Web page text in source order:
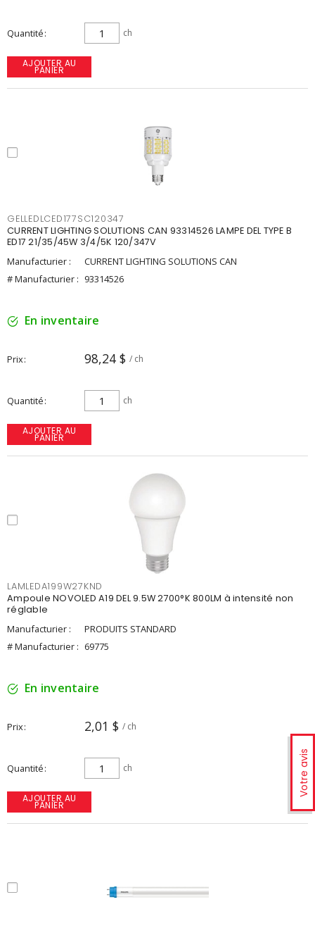
Votre avis
Quantité ch
AJOUTER AU
PANIER
GELLEDLCED177SC120347
CURRENT LIGHTING SOLUTIONS CAN 93314526 LAMPE DEL TYPE B
ED17 21/35/45W 3/4/5K 120/347V
Manufacturier :
CURRENT LIGHTING SOLUTIONS CAN
# Manufacturier : 93314526
En inventaire
Prix 98,24 $ / ch
Quantité ch
AJOUTER AU
PANIER
LAMLEDA199W27KND
Ampoule NOVOLED A19 DEL 9.5W 2700°K 800LM à intensité non
réglable
Manufacturier :
PRODUITS STANDARD
# Manufacturier : 69775
En inventaire
Prix 2,01 $ / ch
Quantité ch
AJOUTER AU
PANIER